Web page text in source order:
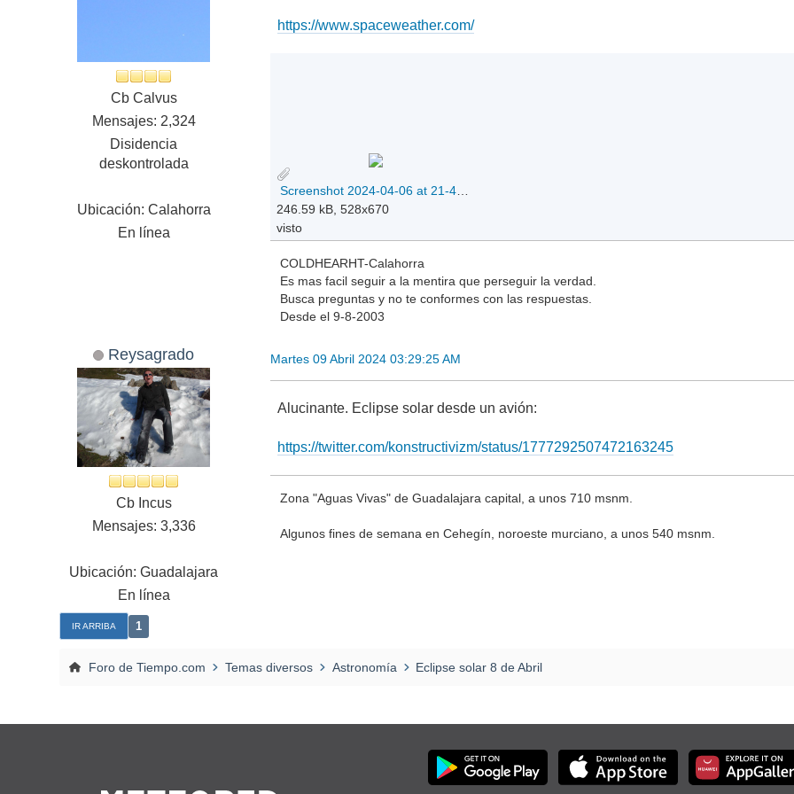
Cb Calvus
Mensajes: 2,324
Disidencia
deskontrolada
Ubicación: Calahorra
En línea
https://www.spaceweather.com/
246.59 kB, 528x670
visto
COLDHEARHT-Calahorra
Es mas facil seguir a la mentira que perseguir la verdad.
Busca preguntas y no te conformes con las respuestas.
Desde el 9-8-2003
Reysagrado
Cb Incus
Mensajes: 3,336
Ubicación: Guadalajara
En línea
Martes 09 Abril 2024 03:29:25 AM
Alucinante. Eclipse solar desde un avión:
https://twitter.com/konstructivizm/status/1777292507472163245
Zona "Aguas Vivas" de Guadalajara capital, a unos 710 msnm.
Algunos fines de semana en Cehegín, noroeste murciano, a unos 540 msnm.
IR ARRIBA 1
Foro de Tiempo.com Temas diversos Astronomía Eclipse solar 8 de Abril